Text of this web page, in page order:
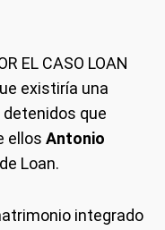
EL CASO LOAN
existiría una
que
ellos Antonio
Loan.
integrado